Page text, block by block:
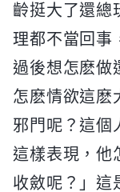
齡挺大了還總
理都不當回事
過後想怎麽做
怎麽情欲這麽
邪門呢？這個
這樣表現，他
收斂呢？」這